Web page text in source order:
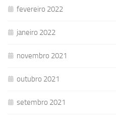
fevereiro 2022
janeiro 2022
novembro 2021
outubro 2021
setembro 2021